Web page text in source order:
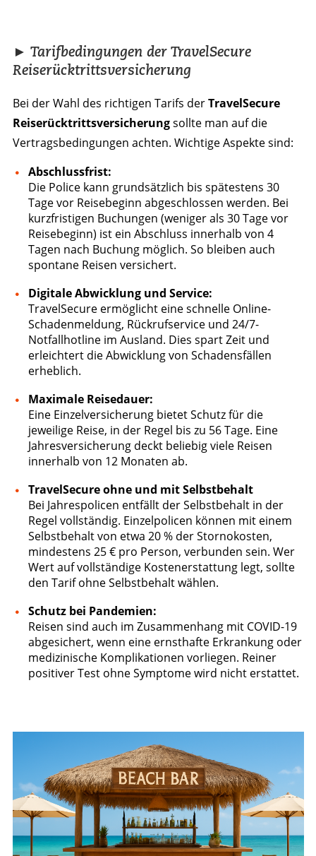
► Tarifbedingungen der TravelSecure
Reiserücktrittsversicherung
Bei der Wahl des richtigen Tarifs derTravelSecure
Reiserücktrittsversicherungsollte man auf die
Vertragsbedingungen achten. Wichtige Aspekte sind:
Abschlussfrist:
Die Police kann grundsätzlich bis spätestens 30
Tage vor Reisebeginn abgeschlossen werden. Bei
kurzfristigen Buchungen (weniger als 30 Tage vor
Reisebeginn) ist ein Abschluss innerhalb von 4
Tagen nach Buchung möglich. So bleiben auch
spontane Reisen versichert.
Digitale Abwicklung und Service:
TravelSecure ermöglicht eine schnelle Online-
Schadenmeldung, Rückrufservice und 24/7-
Notfallhotline im Ausland. Dies spart Zeit und
erleichtert die Abwicklung von Schadensfällen
erheblich.
Maximale Reisedauer:
Eine Einzelversicherung bietet Schutz für die
jeweilige Reise, in der Regel bis zu 56 Tage. Eine
Jahresversicherung deckt beliebig viele Reisen
innerhalb von 12 Monaten ab.
TravelSecure ohne und mit Selbstbehalt
Bei Jahrespolicen entfällt der Selbstbehalt in der
Regel vollständig. Einzelpolicen können mit einem
Selbstbehalt von etwa 20 % der Stornokosten,
mindestens 25 € pro Person, verbunden sein. Wer
Wert auf vollständige Kostenerstattung legt, sollte
den Tarif ohne Selbstbehalt wählen.
Schutz bei Pandemien:
Reisen sind auch im Zusammenhang mit COVID-19
abgesichert, wenn eine ernsthafte Erkrankung oder
medizinische Komplikationen vorliegen. Reiner
positiver Test ohne Symptome wird nicht erstattet.